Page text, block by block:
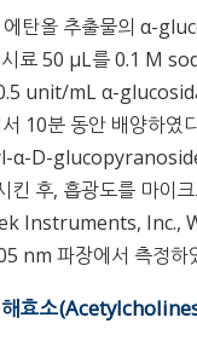
에탄올 추출물의 α-
시료 50 μL를 0.1 M
unit/mL α-
10분 동안 배양하였
D-glucopyranoside
킨 후, 흡광도를 마이
Instruments, Inc.,
nm 파장에서 측정하
효소